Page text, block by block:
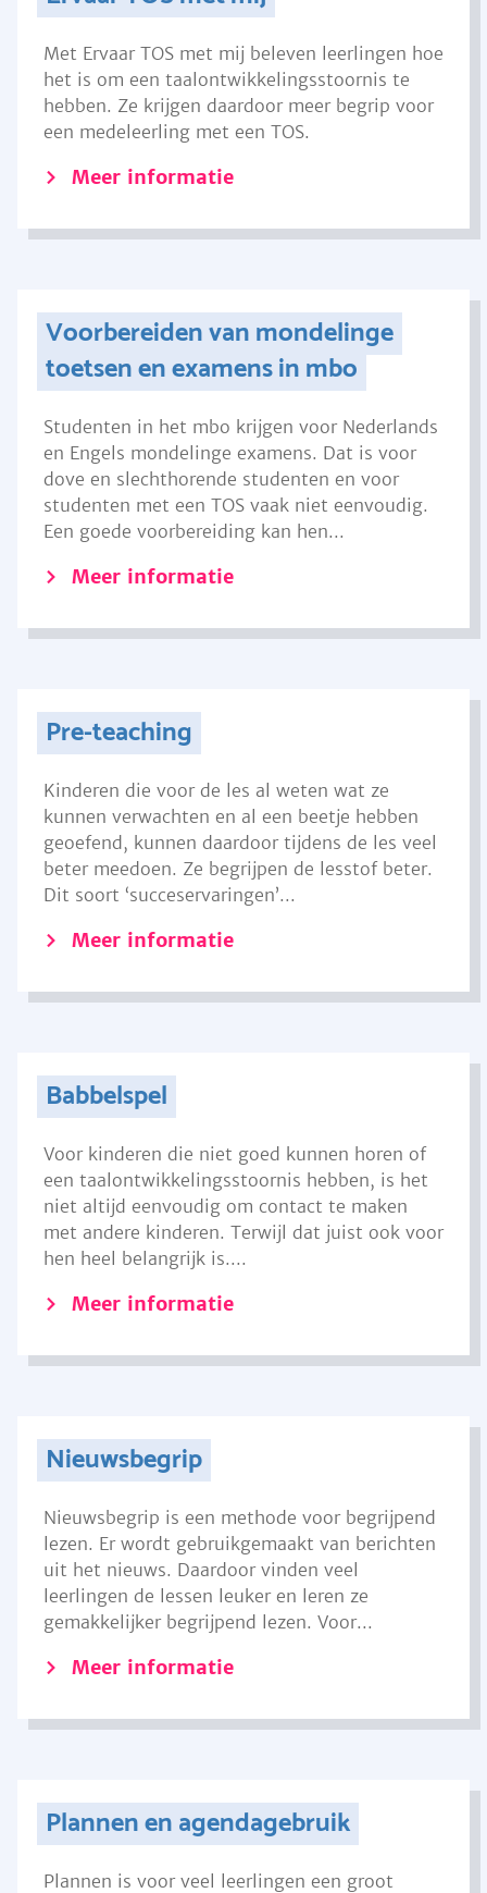
Met Ervaar TOS met mij beleven leerlingen hoe
het is om een taalontwikkelingsstoornis te
hebben. Ze krijgen daardoor meer begrip voor
een medeleerling met een TOS.
Meer informatie
Voorbereiden van mondelinge
toetsen en examens in mbo
Studenten in het mbo krijgen voor Nederlands
en Engels mondelinge examens. Dat is voor
dove en slechthorende studenten en voor
studenten met een TOS vaak niet eenvoudig.
Een goede voorbereiding kan hen...
Meer informatie
Pre-teaching
Kinderen die voor de les al weten wat ze
kunnen verwachten en al een beetje hebben
geoefend, kunnen daardoor tijdens de les veel
beter meedoen. Ze begrijpen de lesstof beter.
Dit soort ‘succeservaringen’...
Meer informatie
Babbelspel
Voor kinderen die niet goed kunnen horen of
een taalontwikkelingsstoornis hebben, is het
niet altijd eenvoudig om contact te maken
met andere kinderen. Terwijl dat juist ook voor
hen heel belangrijk is....
Meer informatie
Nieuwsbegrip
Nieuwsbegrip is een methode voor begrijpend
lezen. Er wordt gebruikgemaakt van berichten
uit het nieuws. Daardoor vinden veel
leerlingen de lessen leuker en leren ze
gemakkelijker begrijpend lezen. Voor...
Meer informatie
Plannen en agendagebruik
Plannen is voor veel leerlingen een groot